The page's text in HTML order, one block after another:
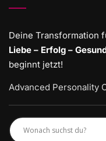
Deine Transformation
Liebe – Erfolg –
beginnt jetzt!
Advanced Personality